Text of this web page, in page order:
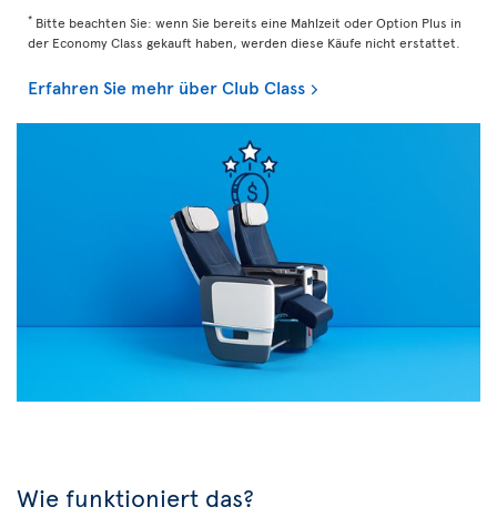
* Bitte beachten Sie: wenn Sie bereits eine Mahlzeit oder Option Plus in
der Economy Class gekauft haben, werden diese Käufe nicht erstattet.
Erfahren Sie mehr über Club Class
Wie funktioniert das?